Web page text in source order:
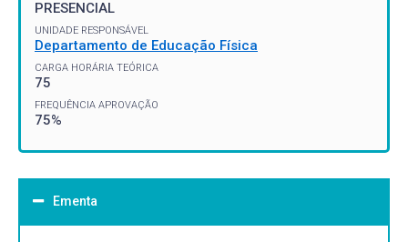
PRESENCIAL
UNIDADE RESPONSÁVEL
Departamento de Educação Física
CARGA HORÁRIA TEÓRICA
75
FREQUÊNCIA APROVAÇÃO
75%
Ementa